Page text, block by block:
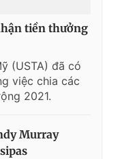
tiền thưởng
(USTA) đã có
việc chia các
2021.
Murray